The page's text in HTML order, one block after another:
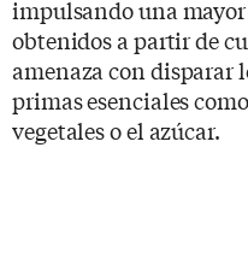
impulsando una
obtenidos a partir de
amenaza con disparar
primas esenciales
vegetales o el azúcar.